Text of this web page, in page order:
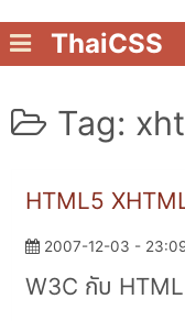
ThaiCSS
Tag:
HTML5
2007-12-03 -
W3C กับ HTML